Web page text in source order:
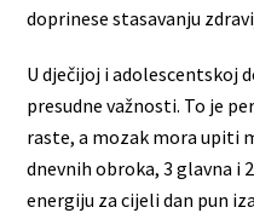
doprinese stasavanju
U dječijoj i adolescentskoj
presudne važnosti. To je
raste, a mozak mora upiti
dnevnih obroka, 3 glavna i
energiju za cijeli dan pun